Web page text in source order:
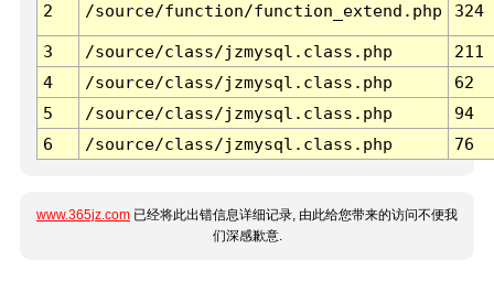
2 /source/function/function_extend.php 324
3 /source/class/jzmysql.class.php
211
4
/source/class/jzmysql.class.php
62
5
/source/class/jzmysql.class.php
94
6
/source/class/jzmysql.class.php 76
www.365jz.com 已经将此出错信息详细记录, 由此给您带来的访问不便我
们深感歉意.